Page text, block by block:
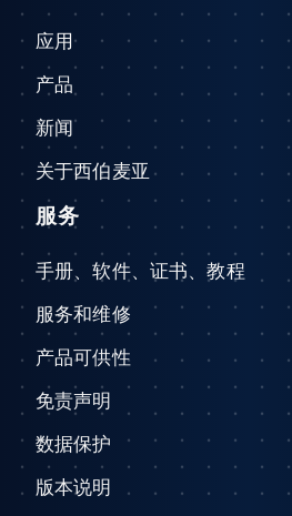
应用
产品
新闻
关于西伯麦亚
服务
手册、软件、证书、教程
服务和维修
产品可供性
免责声明
数据保护
版本说明